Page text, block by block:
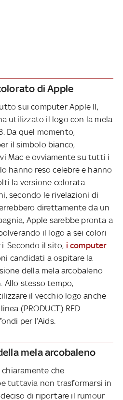
di Apple
sui computer Apple II,
utilizzato il logo con la mela
Da quel momento,
il simbolo bianco,
Mac e ovviamente su tutti i
hanno reso celebre e hanno
la versione colorata.
secondo le rivelazioni di
direttamente da un
Apple sarebbe pronta a
il logo a sei colori
Secondo il sito, i computer
candidati a ospitare la
della mela arcobaleno
Allo stesso tempo,
il vecchio logo anche
(PRODUCT) RED
per l’Aids.
mela arcobaleno
chiaramente che
tuttavia non trasformarsi in
di riportare il rumour